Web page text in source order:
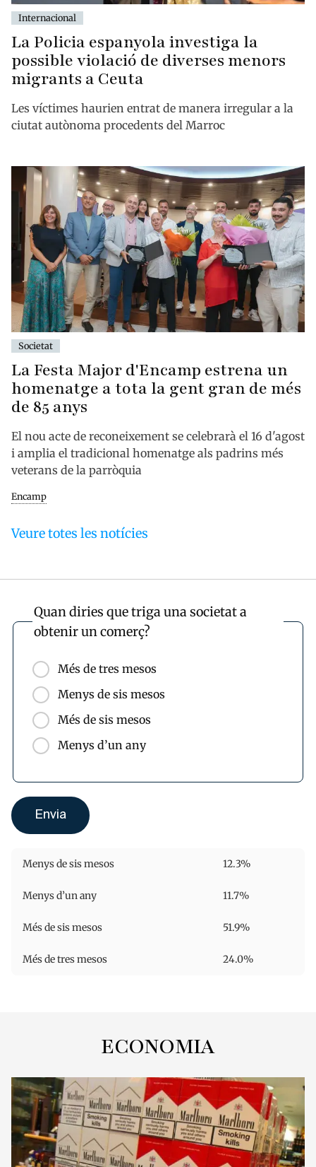
Internacional
La Policia espanyola investiga la
possible violació de diverses menors
migrants a Ceuta
Les víctimes haurien entrat de manera irregular a la
ciutat autònoma procedents del Marroc
Societat
La Festa Major d'Encamp estrena un
homenatge a tota la gent gran de més
de 85 anys
El nou acte de reconeixement se celebrarà el 16 d'agost
i amplia el tradicional homenatge als padrins més
veterans de la parròquia
Encamp
Veure totes les notícies
Quan diries que triga una societat a
obtenir un comerç?
Més de tres mesos
Menys de sis mesos
Més de sis mesos
Menys d’un any
Menys de sis mesos 12.3%
Menys d’un any 11.7%
Més de sis mesos 51.9%
Més de tres mesos 24.0%
ECONOMIA